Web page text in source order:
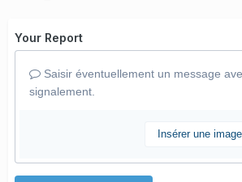
Your Report
Saisir éventuellement un message
signalement.
Insérer une